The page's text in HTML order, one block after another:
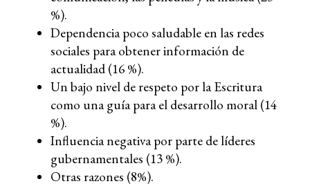
%).
Dependencia poco saludable en las redes
sociales para obtener información de
actualidad (16 %).
Un bajo nivel de respeto por la Escritura
como una guía para el desarrollo moral (14
%).
Influencia negativa por parte de líderes
gubernamentales (13 %).
Otras razones (8%).